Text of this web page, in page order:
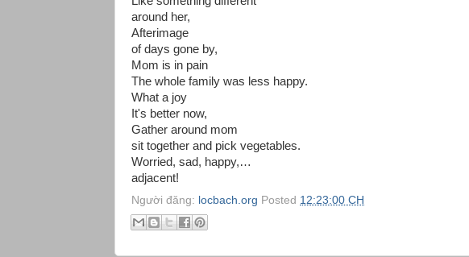
around her,
Afterimage
of days gone by,
Mom is in pain
The whole family was less happy.
What a joy
It's better now,
Gather around mom
sit together and pick vegetables.
Worried, sad, happy,…
adjacent!
Người đăng: locbach.org Posted 12:23:00 CH